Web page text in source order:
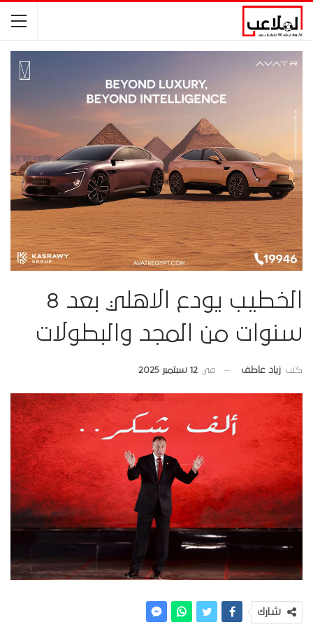
الخطيب يودع الاهلي بعد 8
سنوات من المجد والبطولات
كتب زياد عاطف في 12 سبتمبر 2025
شارك